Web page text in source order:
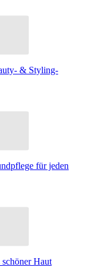
& Styling-
für jeden
Haut